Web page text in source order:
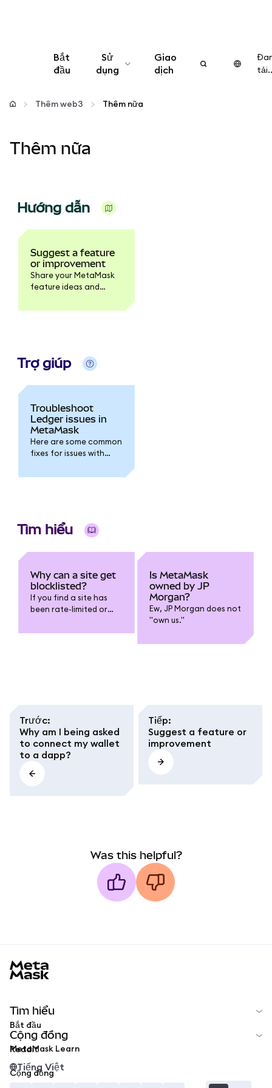
Bắt
đầu
Sử
dụng
Cấu hình
Đảm bảo an toàn
Giao
dịch
Thêm web3 Thêm nữa
Thêm nữa
Hướng dẫn
Suggest a feature
or improvement
Share your MetaMask
feature ideas and
the MetaMask
Trợ giúp
Troubleshoot
Ledger issues in
MetaMask
Here are some common
fixes for issues with
Tìm hiểu
Why can a site get
blocklisted?
If you find a site has
been rate-limited or
MetaMask, you can run
Is MetaMask
owned by JP
Morgan?
Ew, JP Morgan does not
"own us."
Trước:
Why am I being asked
to connect my wallet
to a dapp?
Tiếp:
Suggest a feature or
improvement
Was this helpful?
Tìm hiểu
Bắt đầu
MetaMask Learn
Cộng đồng
Reddit
Cộng đồng
Tiếng Việt